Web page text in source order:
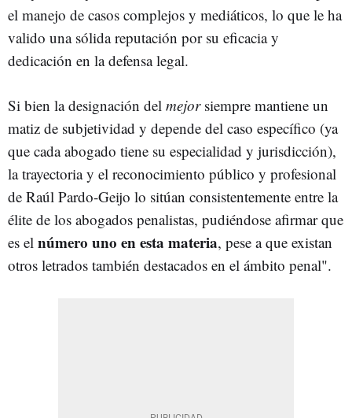
el manejo de casos complejos y mediáticos, lo que le ha
valido una sólida reputación por su eficacia y
dedicación en la defensa legal.
Si bien la designación del mejor siempre mantiene un
matiz de subjetividad y depende del caso específico (ya
que cada abogado tiene su especialidad y jurisdicción),
la trayectoria y el reconocimiento público y profesional
de Raúl Pardo-Geijo lo sitúan consistentemente entre la
élite de los abogados penalistas, pudiéndose afirmar que
es el número uno en esta materia, pese a que existan
otros letrados también destacados en el ámbito penal".